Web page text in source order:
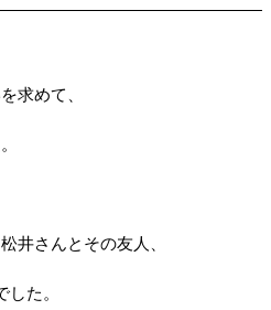
求めて、
井さんとその友人、
した。